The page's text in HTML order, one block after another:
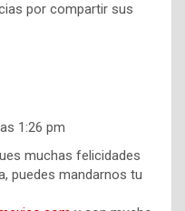
por compartir sus
1:26 pm
muchas felicidades
puedes mandarnos tu